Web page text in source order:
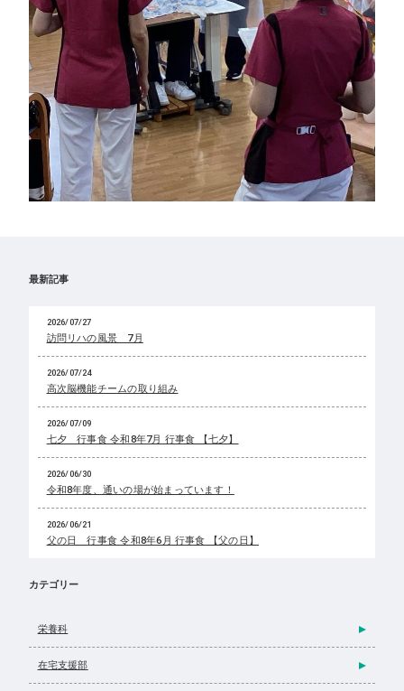
最新記事
2026/07/27
訪問リハの風景 7月
2026/07/24
高次脳機能チームの取り組み
2026/07/09
七夕 行事食 令和8年7月 行事食 【七夕】
2026/06/30
令和8年度、通いの場が始まっています！
2026/06/21
父の日 行事食 令和8年6月 行事食 【父の日】
カテゴリー
栄養科
在宅支援部